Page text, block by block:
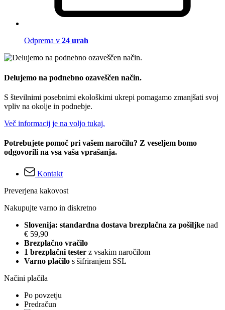
Odprema v 24 urah
Delujemo na podnebno ozaveščen način.
S številnimi posebnimi ekološkimi ukrepi pomagamo zmanjšati svoj
vpliv na okolje in podnebje.
Več informacij je na voljo tukaj.
Potrebujete pomoč pri vašem naročilu? Z veseljem bomo
odgovorili na vsa vaša vprašanja.
Kontakt
Preverjena kakovost
Nakupujte varno in diskretno
Slovenija: standardna dostava brezplačna za pošiljke nad
€ 59,90
Brezplačno vračilo
1 brezplačni tester z vsakim naročilom
Varno plačilo s šifriranjem SSL
Načini plačila
Po povzetju
Predračun